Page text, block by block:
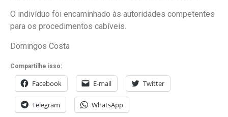
O indivíduo foi encaminhado às autoridades competentes
para os procedimentos cabíveis.
Domingos Costa
Compartilhe isso:
Facebook E-mail Twitter
Telegram WhatsApp